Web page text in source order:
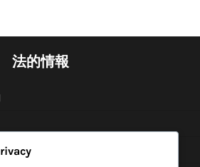
法的情報